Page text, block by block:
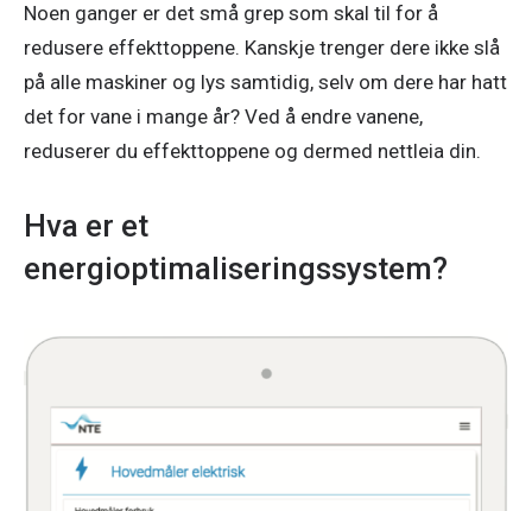
Noen ganger er det små grep som skal til for å
redusere effekttoppene. Kanskje trenger dere ikke slå
på alle maskiner og lys samtidig, selv om dere har hatt
det for vane i mange år? Ved å endre vanene,
reduserer du effekttoppene og dermed nettleia din.
Hva er et
energioptimaliseringssystem?